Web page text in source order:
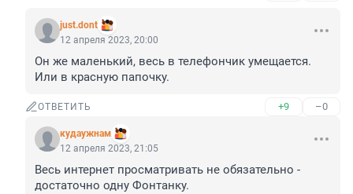
just.dont
12 апреля 2023, 20:00
Он же маленький, весь в телефончик умещается.
Или в красную папочку.
ОТВЕТИТЬ +9 –0
кудаужнам
12 апреля 2023, 21:05
Весь интернет просматривать не обязательно -
достаточно одну Фонтанку.